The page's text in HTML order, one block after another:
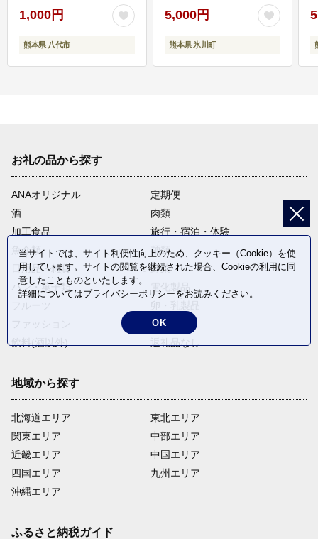
1,000円
熊本県 八代市
5,000円
熊本県 氷川町
お礼の品から探す
ANAオリジナル
定期便
酒
肉類
加工食品
旅行・宿泊・体験
魚介類
麺類
日用品・雑貨
野菜
パン・菓子類
米・穀物
地域から探す
北海道エリア
関東エリア
近畿エリア
四国エリア
沖縄エリア
東北エリア
中部エリア
中国エリア
九州エリア
ふるさと納税ガイド
当サイトでは、サイト利便性向上のため、クッキー（Cookie）を使
用しています。サイトの閲覧を継続された場合、Cookieの利用に同
意したことものといたします。
詳細についてはプライバシーポリシーをお読みください。
OK